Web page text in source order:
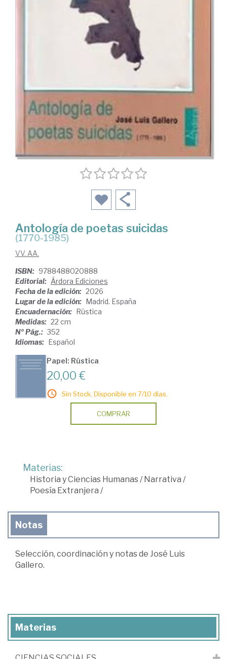
Antología de poetas suicidas
(1770-1985)
VV. AA.
ISBN: 9788488020888
Editorial: Árdora Ediciones
Fecha de la edición: 2026
Lugar de la edición: Madrid. España
Encuadernación: Rústica
Medidas: 22 cm
Nº Pág.: 352
Idiomas: Español
Papel: Rústica
20,00 €
Sin Stock. Disponible en 7/10 días.
COMPRAR
Materias:
Historia y Ciencias Humanas/ Narrativa /
Poesía Extranjera /
Notas
Selección, coordinación y notas de José Luis
Gallero.
Materias